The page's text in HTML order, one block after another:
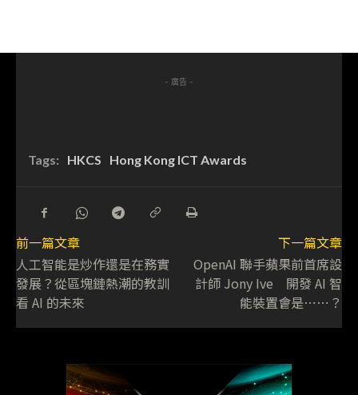
- 廣告 -
Tags: HKCS Hong Kong ICT Awards
前一篇文章
人工智能是炒作還是在務實
發展？從區塊鏈熱潮的教訓
看 AI 的未來
下一篇文章
OpenAI 聯手蘋果前首席設
計師 Jony Ive 開發 AI 智
能裝置會是⋯⋯？